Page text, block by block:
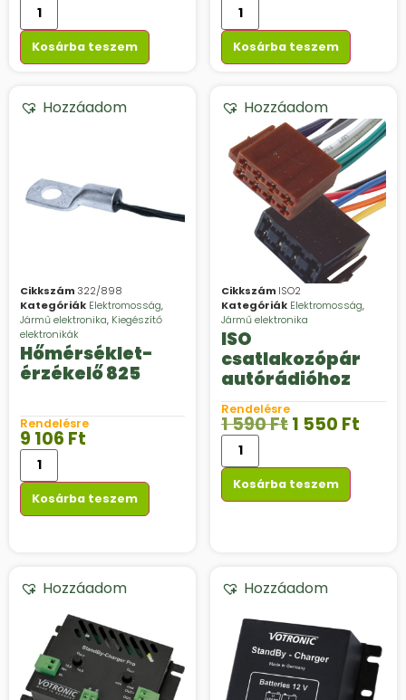
Kosárba teszem Kosárba teszem
Hozzáadom
Cikkszám 322/898
Kategóriák Elektromosság,
Jármű elektronika, Kiegészítő
elektronikák
Hőmérséklet-
érzékelő 825
Rendelésre
9 106 Ft
Kosárba teszem
Hozzáadom
Cikkszám ISO2
Kategóriák Elektromosság,
Jármű elektronika
ISO
csatlakozópár
autórádióhoz
Rendelésre
1 590Ft1 550 Ft
Kosárba teszem
Hozzáadom Hozzáadom